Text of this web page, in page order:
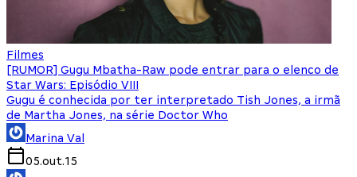
Filmes
[RUMOR] Gugu Mbatha-Raw pode entrar para o elenco de
Star Wars: Episódio VIII
Gugu é conhecida por ter interpretado Tish Jones, a irmã
de Martha Jones, na série Doctor Who
Marina Val
05.out.15